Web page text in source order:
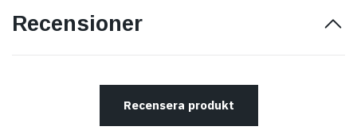
Recensioner
Recensera produkt